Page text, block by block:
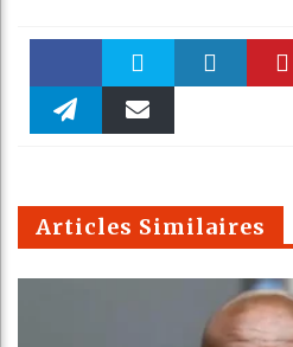
Faceboo Twitter
m
Articles Similaires